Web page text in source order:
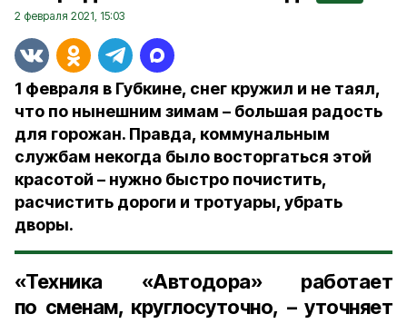
2 февраля 2021, 15:03
1 февраля в Губкине, снег кружил и не таял,
что по нынешним зимам – большая радость
для горожан. Правда, коммунальным
службам некогда было восторгаться этой
красотой – нужно быстро почистить,
расчистить дороги и тротуары, убрать
дворы.
«Техника «Автодора» работает
по сменам, круглосуточно, – уточняет